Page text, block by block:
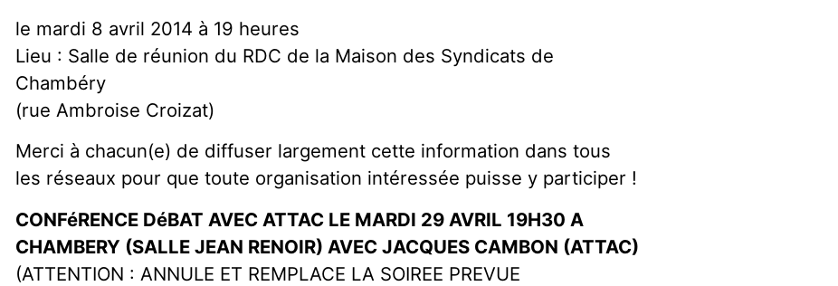
le mardi 8 avril 2014 à 19 heures
Lieu : Salle de réunion du RDC de la Maison des Syndicats de
Chambéry
(rue Ambroise Croizat)
Merci à chacun(e) de diffuser largement cette information dans tous
les réseaux pour que toute organisation intéressée puisse y participer !
CONFéRENCE DéBAT AVEC ATTAC LE MARDI 29 AVRIL 19H30 A
CHAMBERY (SALLE JEAN RENOIR) AVEC JACQUES CAMBON (ATTAC)
(ATTENTION : ANNULE ET REMPLACE LA SOIREE PREVUE